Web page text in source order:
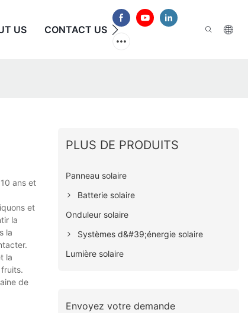
US CONTACT US FAQ
ans et
et
la
la
la
de
PLUS DE PRODUITS
Panneau solaire
Batterie solaire
Onduleur solaire
Systèmes d&#39;énergie solaire
Lumière solaire
Envoyez votre demande